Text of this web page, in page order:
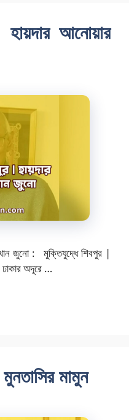
আনোয়ার
জুনো : মুক্তিযুদ্ধে শিবপুর |
ঢাকার অদূরে …
মামুন